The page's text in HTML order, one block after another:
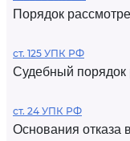
Порядок
ст. 125 УПК РФ
Судебный порядок
ст. 24 УПК РФ
Основания отказа